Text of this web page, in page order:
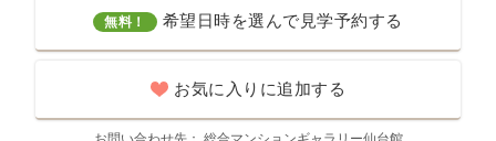
無料！ 希望日時を選んで見学予約する
お気に入りに追加する